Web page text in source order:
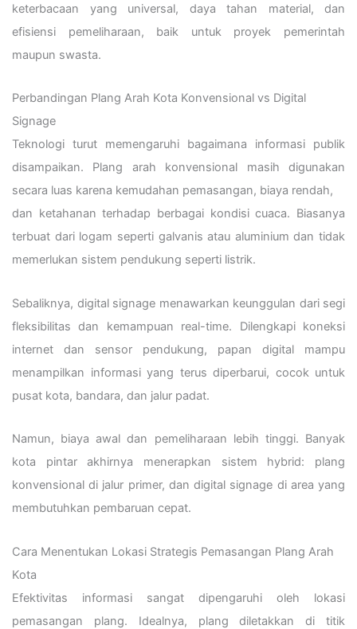
keterbacaan yang universal, daya tahan material, dan
efisiensi pemeliharaan, baik untuk proyek pemerintah
maupun swasta.
Perbandingan Plang Arah Kota Konvensional vs Digital
Signage
Teknologi turut memengaruhi bagaimana informasi publik
disampaikan. Plang arah konvensional masih digunakan
secara luas karena kemudahan pemasangan, biaya rendah,
dan ketahanan terhadap berbagai kondisi cuaca. Biasanya
terbuat dari logam seperti galvanis atau aluminium dan tidak
memerlukan sistem pendukung seperti listrik.
Sebaliknya, digital signage menawarkan keunggulan dari segi
fleksibilitas dan kemampuan real-time. Dilengkapi koneksi
internet dan sensor pendukung, papan digital mampu
menampilkan informasi yang terus diperbarui, cocok untuk
pusat kota, bandara, dan jalur padat.
Namun, biaya awal dan pemeliharaan lebih tinggi. Banyak
kota pintar akhirnya menerapkan sistem hybrid: plang
konvensional di jalur primer, dan digital signage di area yang
membutuhkan pembaruan cepat.
Cara Menentukan Lokasi Strategis Pemasangan Plang Arah
Kota
Efektivitas informasi sangat dipengaruhi oleh lokasi
pemasangan plang. Idealnya, plang diletakkan di titik